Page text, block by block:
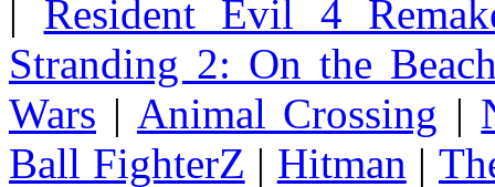
| Resident Evil 4
Stranding 2: On the
Wars | Animal Crossing |
Ball FighterZ | Hitman |